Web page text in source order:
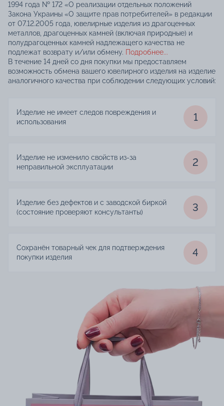
1994 года № 172 «О реализации отдельных положений
Закона Украины «О защите прав потребителей» в редакции
от 07.12.2005 года, ювелирные изделия из драгоценных
металлов, драгоценных камней (включая природные) и
полудрагоценных камней надлежащего качества не
подлежат возврату и/или обмену. Подробнее...
В течение 14 дней со дня покупки мы предоставляем
возможность обмена вашего ювелирного изделия на изделие
аналогичного качества при соблюдении следующих условий:
Изделие не имеет следов повреждения и
использования
1
Изделие не изменило свойств из-за
неправильной эксплуатации
2
Изделие без дефектов и с заводской биркой
(состояние проверяют консультанты)
3
Сохранён товарный чек для подтверждения
покупки изделия
4